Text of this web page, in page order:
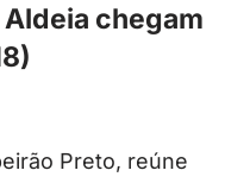
chegam
Preto, reúne